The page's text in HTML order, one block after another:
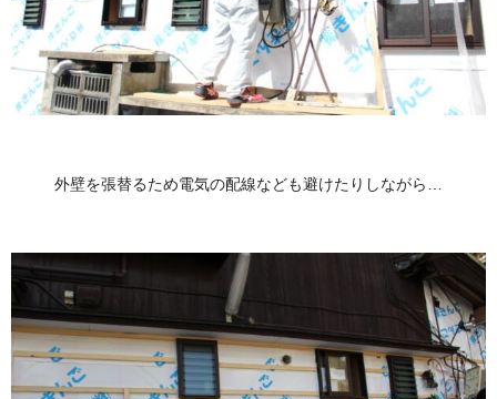
外壁を張替るため電気の配線なども避けたりしながら…